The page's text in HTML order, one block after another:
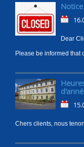
Dear
Please be informed that
Chers clients, nous